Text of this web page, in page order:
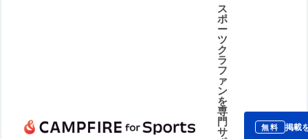
ス
ポ
ー
ツ
ク
ラ
フ
ァ
ン
を
専
門
サ 無料 掲載